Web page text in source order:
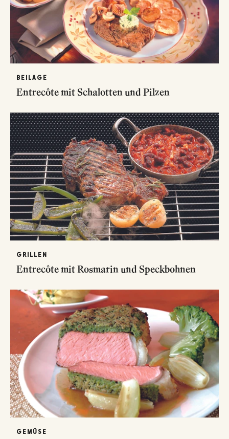
BEILAGE
Entrecôte mit Schalotten und Pilzen
GRILLEN
Entrecôte mit Rosmarin und Speckbohnen
GEMÜSE